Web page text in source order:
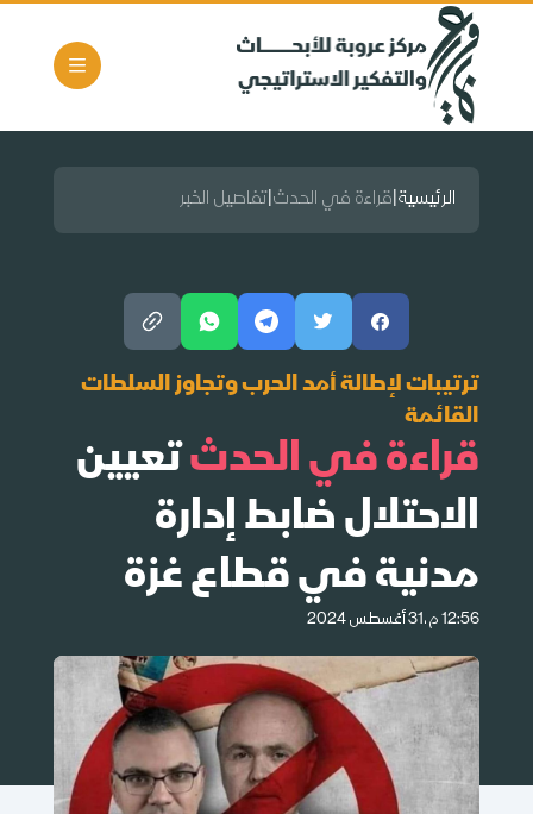
الرئيسية|قراءة في الحدث|تفاصيل الخبر
ترتيبات لإطالة أمد الحرب وتجاوز السلطات
القائمة
قراءة في الحدثتعيين
الاحتلال ضابط إدارة
مدنية في قطاع غزة
12:56 م،31 أغسطس 2024